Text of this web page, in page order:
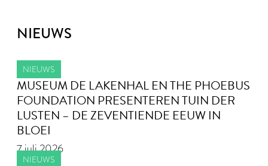
NIEUWS
NIEUWS
MUSEUM DE LAKENHAL EN THE PHOEBUS
FOUNDATION PRESENTEREN TUIN DER
LUSTEN – DE ZEVENTIENDE EEUW IN
BLOEI
7 juli 2026
NIEUWS